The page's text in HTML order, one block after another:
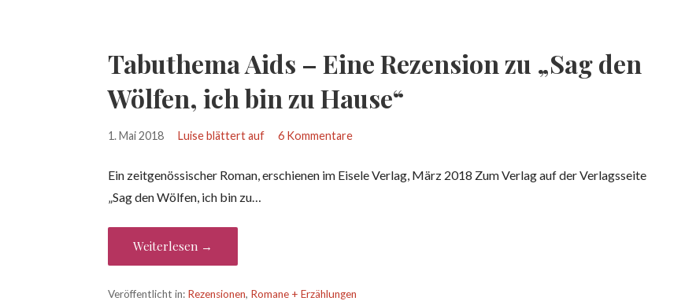
Tabuthema Aids – Eine Rezension zu „Sag den
Wölfen, ich bin zu Hause“
1. Mai 2018 Luise blättert auf 6 Kommentare
Ein zeitgenössischer Roman, erschienen im Eisele Verlag, März 2018 Zum Verlag auf der Verlagsseite
„Sag den Wölfen, ich bin zu…
Weiterlesen →
Veröffentlicht in: Rezensionen, Romane + Erzählungen